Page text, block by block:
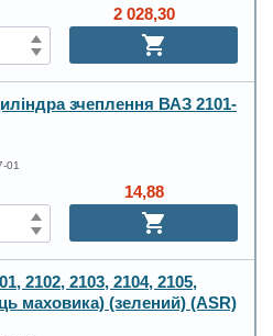
2 028,30
зчеплення ВАЗ 2101-
01
14,88
2102, 2103, 2104, 2105,
маховика) (зелений) (ASR)